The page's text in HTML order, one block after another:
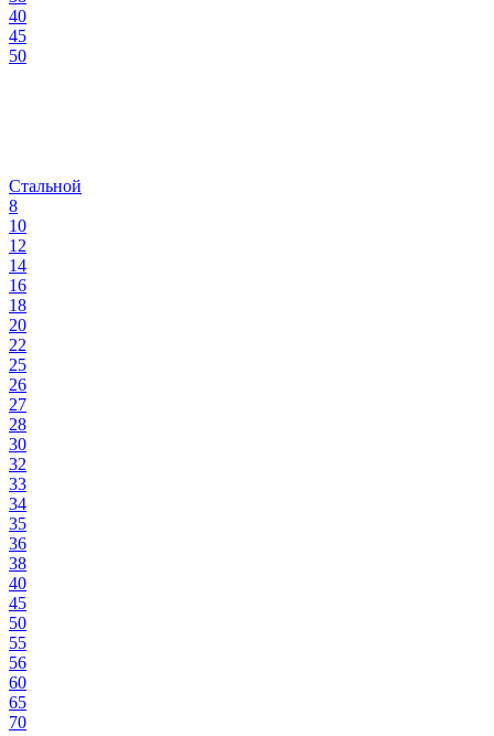
40
45
50
Стальной
8
10
12
14
16
18
20
22
25
26
27
28
30
32
33
34
35
36
38
40
45
50
55
56
60
65
70